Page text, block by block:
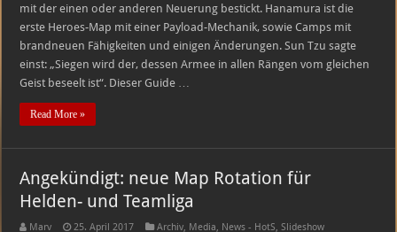
mit der einen oder anderen Neuerung bestickt. Hanamura ist die
erste Heroes-Map mit einer Payload-Mechanik, sowie Camps mit
brandneuen Fähigkeiten und einigen Änderungen. Sun Tzu sagte
einst: „Siegen wird der, dessen Armee in allen Rängen vom gleichen
Geist beseelt ist“. Dieser Guide …
Read More »
Angekündigt: neue Map Rotation für
Helden- und Teamliga
Marv 25. April 2017 Archiv, Media, News - HotS,Slideshow